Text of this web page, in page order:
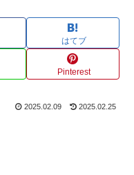
はてブ
Pinterest
2025.02.09 2025.02.25